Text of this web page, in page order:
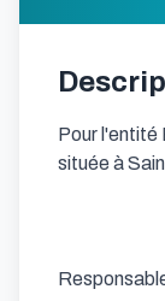
Pour l'entité
située à